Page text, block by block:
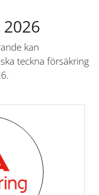
kan
teckna försäkring